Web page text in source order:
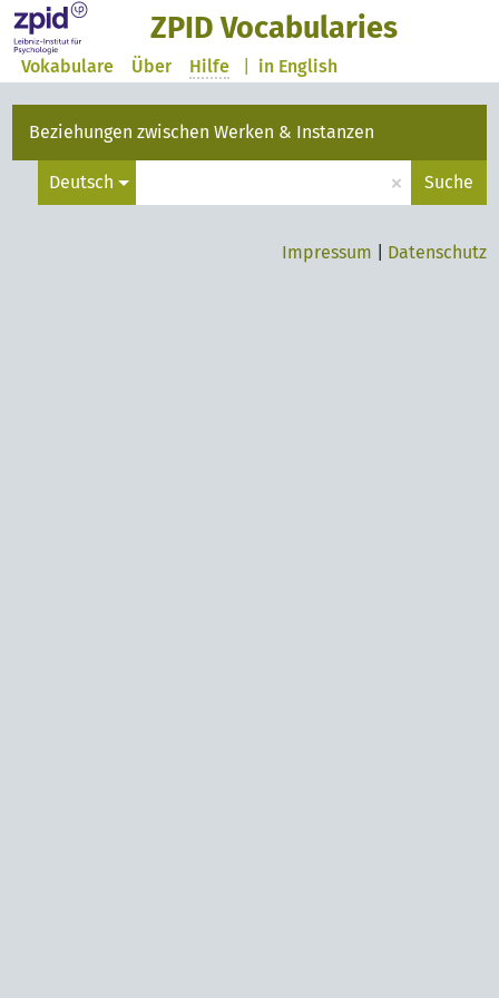
ZPID Vocabularies
in English
Vokabulare Über Hilfe
Beziehungen zwischen Werken & Instanzen
Deutsch × Suche
Impressum Datenschutz